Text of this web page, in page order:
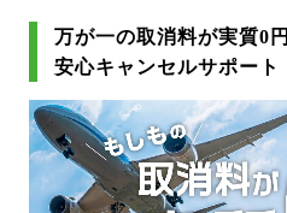
万が一の取消料が実質0円
安心キャンセルサポート